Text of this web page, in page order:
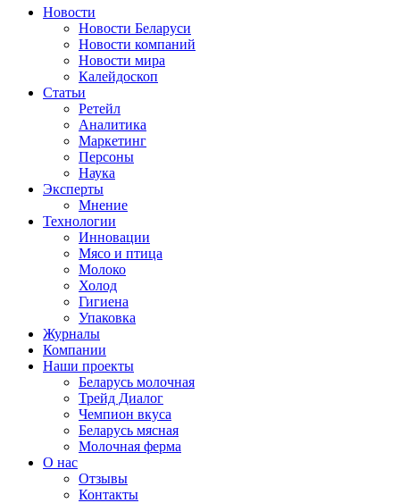
Новости
Новости Беларуси
Новости компаний
Новости мира
Калейдоскоп
Статьи
Ретейл
Аналитика
Маркетинг
Персоны
Наука
Эксперты
Мнение
Технологии
Инновации
Мясо и птица
Молоко
Холод
Гигиена
Упаковка
Журналы
Компании
Наши проекты
Беларусь молочная
Трейд Диалог
Чемпион вкуса
Беларусь мясная
Молочная ферма
О нас
Отзывы
Контакты